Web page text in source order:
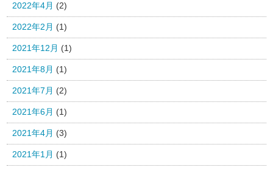
2022年4月 (2)
2022年2月 (1)
2021年12月 (1)
2021年8月 (1)
2021年7月 (2)
2021年6月 (1)
2021年4月 (3)
2021年1月 (1)